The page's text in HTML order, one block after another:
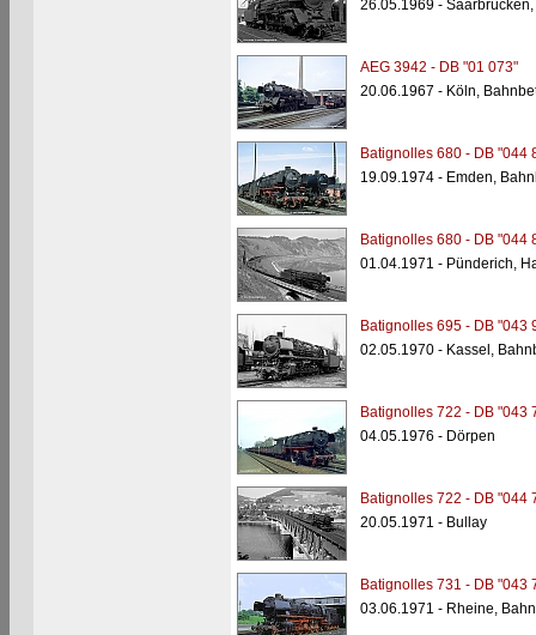
26.05.1969 -
AEG 3942 - DB "01 073"
20.06.1967 - Köln,
Batignolles 680 - DB "044
19.09.1974 - Emden,
Batignolles 680 - DB "044
01.04.1971 - Pünderich,
Batignolles 695 - DB "043
02.05.1970 - Kassel,
Batignolles 722 - DB "043
04.05.1976 - Dörpen
Batignolles 722 - DB "044
20.05.1971 - Bullay
Batignolles 731 - DB "043
03.06.1971 - Rheine,